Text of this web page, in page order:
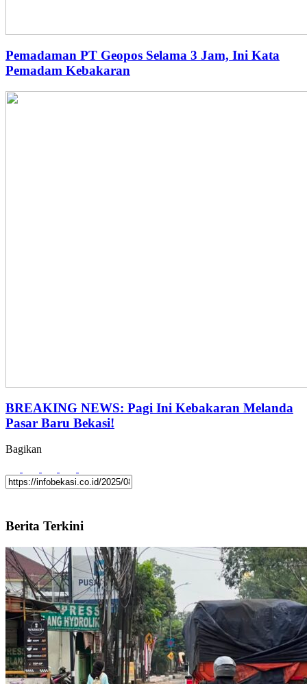
Pemadaman PT Geopos Selama 3 Jam, Ini Kata
Pemadam Kebakaran
BREAKING NEWS: Pagi Ini Kebakaran Melanda
Pasar Baru Bekasi!
Bagikan
Berita Terkini